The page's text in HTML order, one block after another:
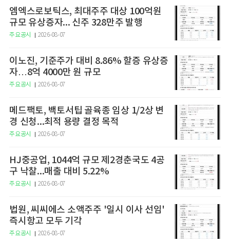
엠엑스로보틱스, 최대주주 대상 100억원
규모 유상증자... 신주 328만주 발행
주요공시 2026-08-07
이노진, 기준주가 대비 8.86% 할증 유상증
자…8억 4000만 원 규모
주요공시 2026-08-07
메드팩토, 백토서팁 골육종 임상 1/2상 변
경 신청...최적 용량 결정 목적
주요공시 2026-08-07
HJ중공업, 1044억 규모 제2경춘국도 4공
구 낙찰...매출 대비 5.22%
주요공시 2026-08-07
법원, 씨씨에스 소액주주 '일시 이사 선임'
즉시항고 모두 기각
주요공시 2026-08-07